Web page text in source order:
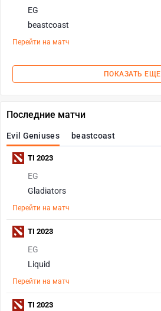
EG
beastcoast
Перейти на матч
ПОКАЗАТЬ ЕЩЕ
Последние матчи
Evil Geniuses beastcoast
EG
Gladiators
Перейти на матч
TI 2023
EG
Liquid
Перейти на матч
TI 2023
TI 2023